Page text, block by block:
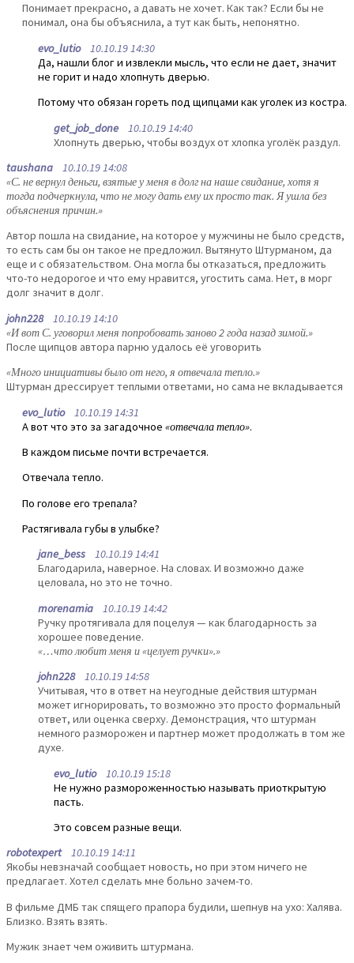
Понимает прекрасно, а давать не хочет. Как так? Если бы не
понимал, она бы объяснила, а тут как быть, непонятно.
evo_lutio10.10.19 14:30
Да, нашли блог и извлекли мысль, что если не дает, значит
не горит и надо хлопнуть дверью.
Потому что обязан гореть под щипцами как уголек из костра.
get_job_done 10.10.19 14:40
Хлопнуть дверью, чтобы воздух от хлопка уголёк раздул.
taushana 10.10.19 14:08
«С. не вернул деньги, взятые у меня в долг на наше свидание, хотя я
тогда подчеркнула, что не могу дать ему их просто так. Я ушла без
объяснения причин.»
Автор пошла на свидание, на которое у мужчины не было средств,
то есть сам бы он такое не предложил. Вытянуто Штурманом, да
еще и с обязательством. Она могла бы отказаться, предложить
что-то недорогое и что ему нравится, угостить сама. Нет, в морг
долг значит в долг.
john22810.10.19 14:10
«И вот С. уговорил меня попробовать заново 2 года назад зимой.»
После щипцов автора парню удалось её уговорить
«Много инициативы было от него, я отвечала тепло.»
Штурман дрессирует теплыми ответами, но сама не вкладывается
evo_lutio10.10.19 14:31
А вот что это за загадочное «отвечала тепло».
В каждом письме почти встречается.
Отвечала тепло.
По голове его трепала?
Растягивала губы в улыбке?
jane_bess 10.10.19 14:41
Благодарила, наверное. На словах. И возможно даже
целовала, но это не точно.
morenamia 10.10.19 14:42
Ручку протягивала для поцелуя — как благодарность за
хорошее поведение.
«…что любит меня и «целует ручки».»
john22810.10.19 14:58
Учитывая, что в ответ на неугодные действия штурман
может игнорировать, то возможно это просто формальный
ответ, или оценка сверху. Демонстрация, что штурман
немного разморожен и партнер может продолжать в том же
духе.
evo_lutio10.10.19 15:18
Не нужно размороженностью называть приоткрытую
пасть.
Это совсем разные вещи.
robotexpert10.10.19 14:11
Якобы невзначай сообщает новость, но при этом ничего не
предлагает. Хотел сделать мне больно зачем-то.
В фильме ДМБ так спящего прапора будили, шепнув на ухо: Халява.
Близко. Взять взять.
Мужик знает чем оживить штурмана.